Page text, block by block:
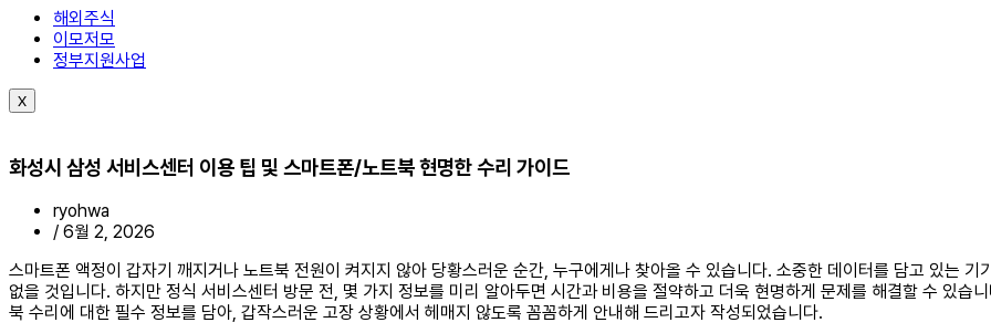
해외주식
이모저모
정부지원사업
X
화성시 삼성 서비스센터 이용 팁 및 스마트폰/노트북 현명한 수리 가이드
ryohwa
/ 6월 2, 2026
스마트폰 액정이 갑자기 깨지거나 노트북 전원이 켜지지 않아 당황스러운 순간, 누구에게나 찾아올 수 있습니다. 소중한 데이터를 담고 있는
없을 것입니다. 하지만 정식 서비스센터 방문 전, 몇 가지 정보를 미리 알아두면 시간과 비용을 절약하고 더욱 현명하게 문제를 해결할 수 있습
북 수리에 대한 필수 정보를 담아, 갑작스러운 고장 상황에서 헤매지 않도록 꼼꼼하게 안내해 드리고자 작성되었습니다.